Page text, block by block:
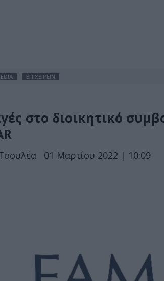
ΕΠΙΧΕΙΡΕΙΝ
στο διοικητικό
01 Μαρτίου 2022 | 10:09